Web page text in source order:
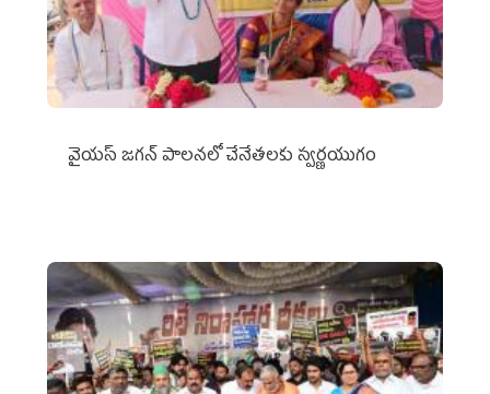
వైయ‌స్ జగన్ పాలనలో చేనేతలకు స్వర్ణయుగం